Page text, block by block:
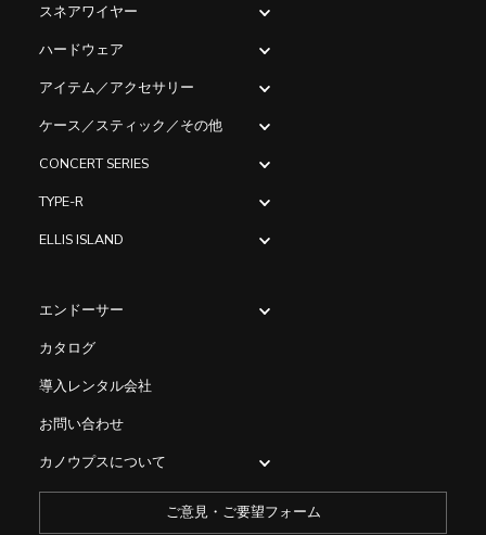
スネアワイヤー
ハードウェア
アイテム／アクセサリー
ケース／スティック／その他
CONCERT SERIES
TYPE-R
ELLIS ISLAND
エンドーサー
カタログ
導入レンタル会社
お問い合わせ
カノウプスについて
ご意見・ご要望フォーム